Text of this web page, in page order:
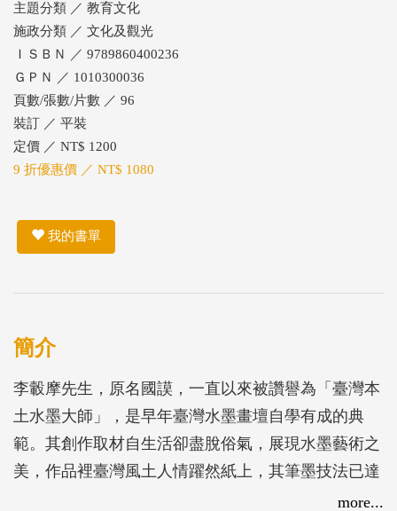
主題分類 ／ 教育文化
施政分類 ／ 文化及觀光
ＩＳＢＮ ／ 9789860400236
ＧＰＮ ／ 1010300036
頁數/張數/片數 ／ 96
裝訂 ／ 平裝
定價 ／ NT$ 1200
9 折優惠價 ／ NT$ 1080
我的書單
簡介
李轂摩先生，原名國謨，一直以來被讚譽為「臺灣本
土水墨大師」，是早年臺灣水墨畫壇自學有成的典
範。其創作取材自生活卻盡脫俗氣，展現水墨藝術之
美，作品裡臺灣風土人情躍然紙上，其筆墨技法已達
爐火純青之境，除了融匯東、西方繪畫造詣外，畫面
more...